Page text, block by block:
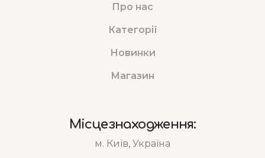
Про нас
Категорії
Новинки
Магазин
Місцезнаходження:
м. Київ, Україна